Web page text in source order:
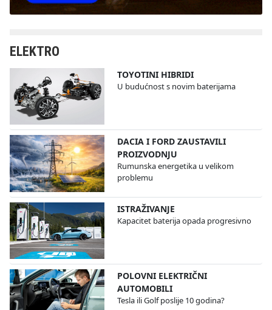
ELEKTRO
TOYOTINI HIBRIDI
U budućnost s novim baterijama
DACIA I FORD ZAUSTAVILI
PROIZVODNJU
Rumunska energetika u velikom
problemu
ISTRAŽIVANJE
Kapacitet baterija opada progresivno
POLOVNI ELEKTRIČNI
AUTOMOBILI
Tesla ili Golf poslije 10 godina?